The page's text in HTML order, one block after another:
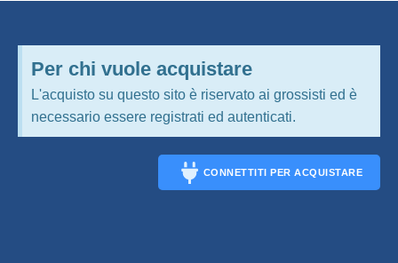
Per chi vuole acquistare
L'acquisto su questo sito è riservato ai grossisti ed è
necessario essere registrati ed autenticati.
CONNETTITI PER ACQUISTARE